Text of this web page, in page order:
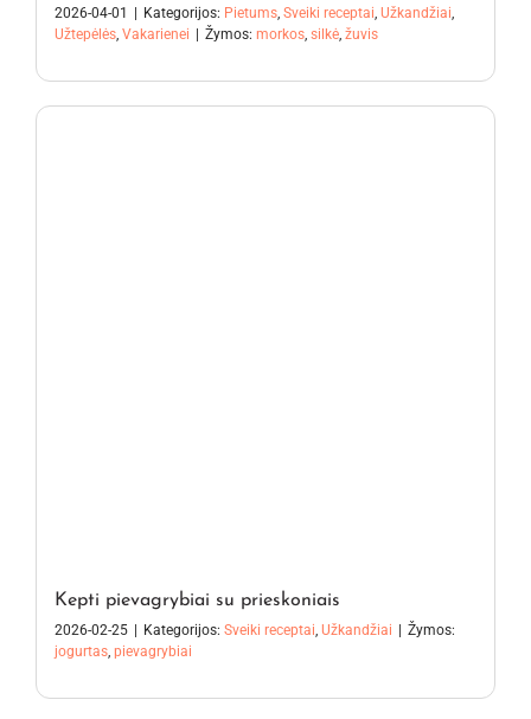
2026-04-01 | Kategorijos: Pietums Sveiki receptai Užkandžiai
Užtepėlės Vakarienei | Žymos: morkos silkė žuvis
Kepti pievagrybiai su prieskoniais
2026-02-25 | Kategorijos: Sveiki receptai Užkandžiai | Žymos:
jogurtas pievagrybiai